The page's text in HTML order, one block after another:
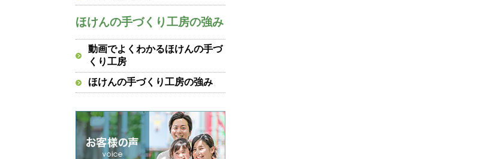
ほけんの手づくり工房の強み
動画でよくわかるほけんの手づ
くり工房
ほけんの手づくり工房の強み